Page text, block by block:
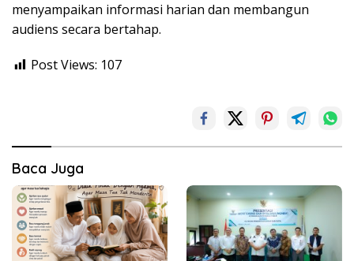
menyampaikan informasi harian dan membangun
audiens secara bertahap.
Post Views: 107
Baca Juga